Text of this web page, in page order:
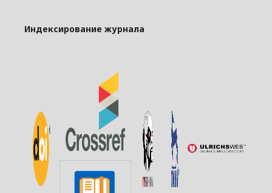
Индексирование журнала